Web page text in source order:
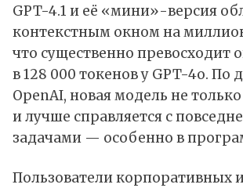
GPT-4.1 и её «мини»-версия
контекстным окном на
что существенно превосходит
в 128 000 токенов у GPT-4o. По
OpenAI, новая модель не
и лучше справляется с
задачами — особенно в
Пользователи корпоративных